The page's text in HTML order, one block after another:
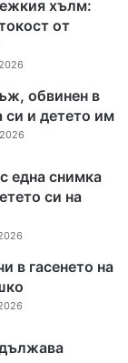
хълм:
от
обвинен в
си и детето им
една снимка
си на
в гасенето на